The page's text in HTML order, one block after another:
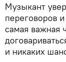
Музыкант
переговоров
самая важная
и никаких